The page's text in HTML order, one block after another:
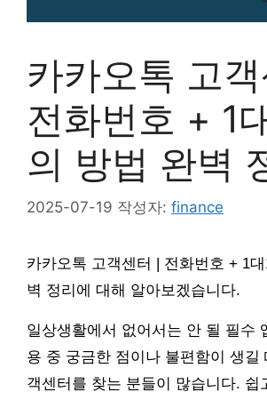
카카오톡 고객
전화번호 + 1
의 방법 완벽
2025-07-19 작성자: finance
카카오톡 고객센터 | 전화번호 + 1
벽 정리에 대해 알아보겠습니다.
일상생활에서 없어서는 안 될 필수
용 중 궁금한 점이나 불편함이 생길
객센터를 찾는 분들이 많습니다. 쉽